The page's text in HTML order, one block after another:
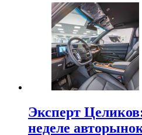
Эксперт
неделе